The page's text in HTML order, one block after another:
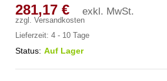
281,17€ exkl. MwSt.
zzgl.Versandkosten
Lieferzeit:4 - 10 Tage
Status: Auf Lager